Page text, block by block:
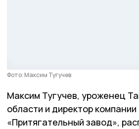
Фото: Максим Тугучев
Максим Тугучев, уроженец
области и директор компании
«Притягательный завод»,